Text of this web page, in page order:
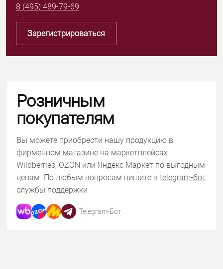
8 (495) 489-79-69
Зарегистрироваться
Розничным
покупателям
Вы можете приобрести нашу продукцию в
фирменном магазине на маркетплейсах
Wildberries, OZON или Яндекс Маркет по выгодным
ценам. По любым вопросам пишите в telegram-бот
службы поддержки
Telegram-Бот